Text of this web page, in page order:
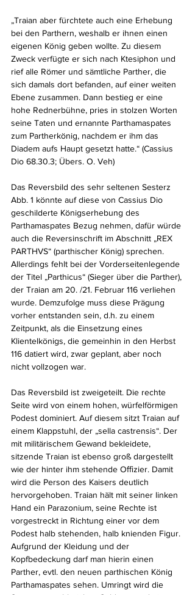
„Traian aber fürchtete auch eine Erhebung
bei den Parthern, weshalb er ihnen einen
eigenen König geben wollte. Zu diesem
Zweck verfügte er sich nach Ktesiphon und
rief alle Römer und sämtliche Parther, die
sich damals dort befanden, auf einer weiten
Ebene zusammen. Dann bestieg er eine
hohe Rednerbühne, pries in stolzen Worten
seine Taten und ernannte Parthamaspates
zum Partherkönig, nachdem er ihm das
Diadem aufs Haupt gesetzt hatte.“ (Cassius
Dio 68.30.3; Übers. O. Veh)
Das Reversbild des sehr seltenen Sesterz
Abb. 1 könnte auf diese von Cassius Dio
geschilderte Königserhebung des
Parthamaspates Bezug nehmen, dafür würde
auch die Reversinschrift im Abschnitt „REX
PARTHVS“ (parthischer König) sprechen.
Allerdings fehlt bei der Vorderseitenlegende
der Titel „Parthicus“ (Sieger über die Parther),
der Traian am 20. /21. Februar 116 verliehen
wurde. Demzufolge muss diese Prägung
vorher entstanden sein, d.h. zu einem
Zeitpunkt, als die Einsetzung eines
Klientelkönigs, die gemeinhin in den Herbst
116 datiert wird, zwar geplant, aber noch
nicht vollzogen war.
Das Reversbild ist zweigeteilt. Die rechte
Seite wird von einem hohen, würfelförmigen
Podest dominiert. Auf diesem sitzt Traian auf
einem Klappstuhl, der „sella castrensis“. Der
mit militärischem Gewand bekleidete,
sitzende Traian ist ebenso groß dargestellt
wie der hinter ihm stehende Oﬃzier. Damit
wird die Person des Kaisers deutlich
hervorgehoben. Traian hält mit seiner linken
Hand ein Parazonium, seine Rechte ist
vorgestreckt in Richtung einer vor dem
Podest halb stehenden, halb knienden Figur.
Aufgrund der Kleidung und der
Kopfbedeckung darf man hierin einen
Parther, evtl. den neuen parthischen König
Parthamaspates sehen. Umringt wird die